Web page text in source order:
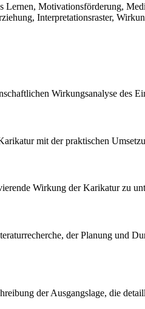
Motivationsförderung,
Interpretationsraster,
Wirkungsanalyse des
mit der praktischen
Wirkung der Karikatur zu
der Planung und
der Ausgangslage, die